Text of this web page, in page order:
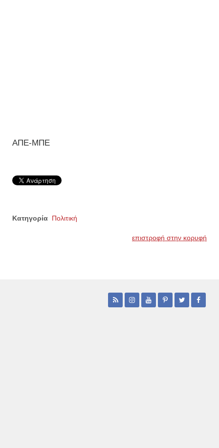
ΑΠΕ-ΜΠΕ
Κατηγορία Πολιτική
επιστροφή στην κορυφή